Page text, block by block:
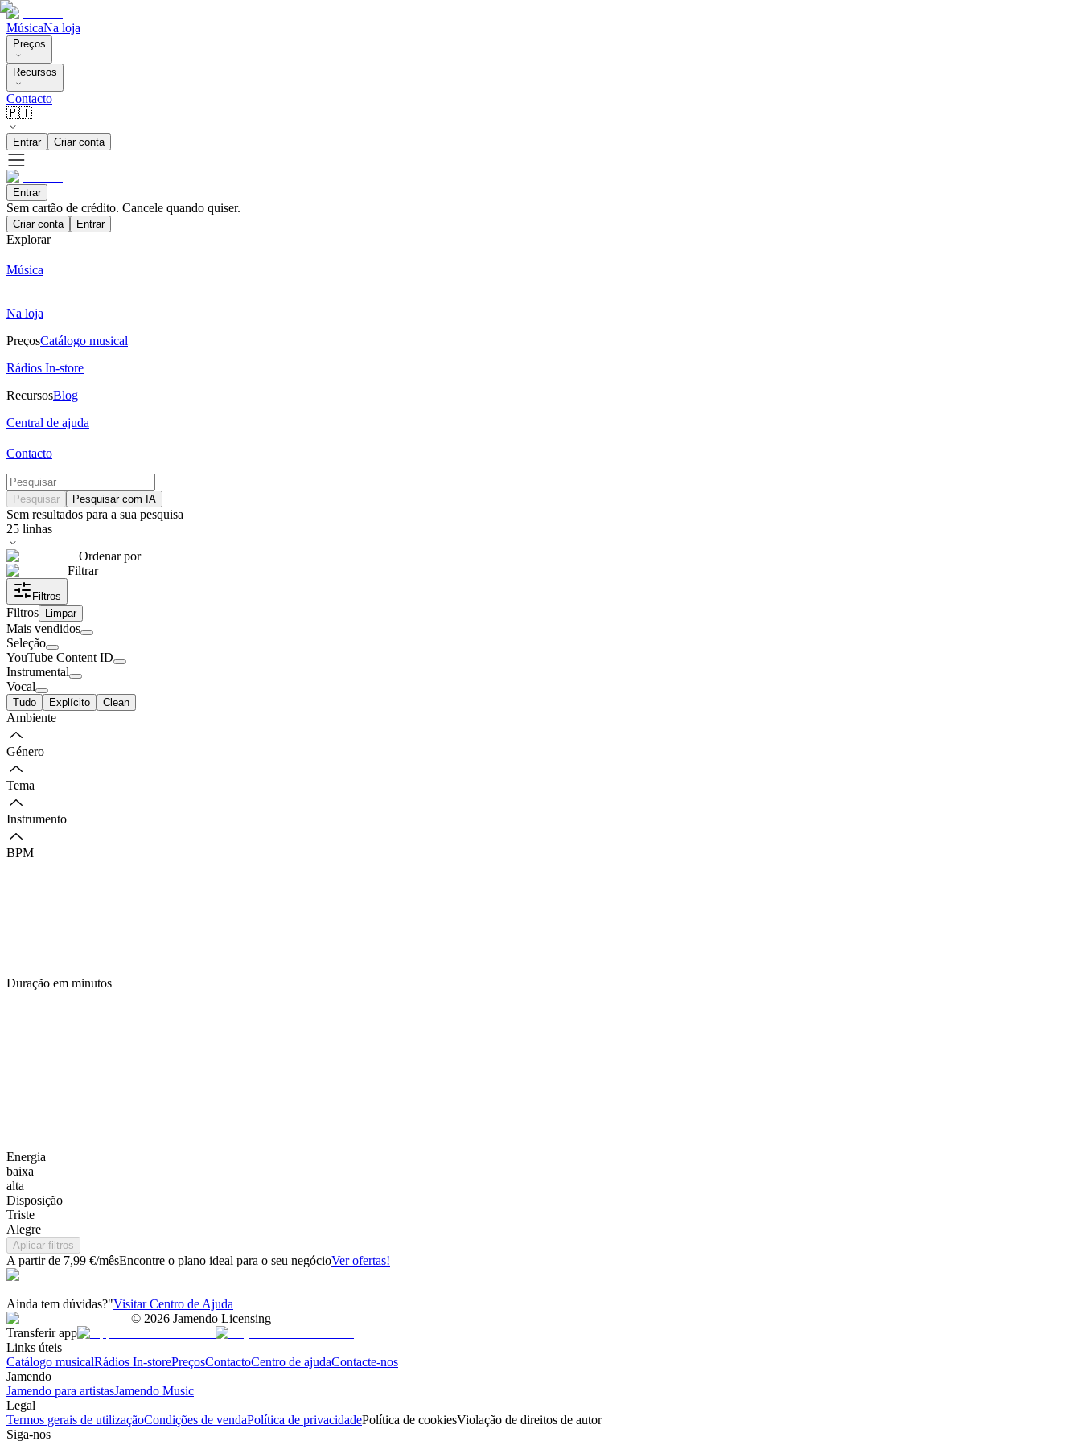
MúsicaNa loja
Preços
Recursos
Contacto
🇵🇹
Entrar Criar conta
Entrar
Sem cartão de crédito. Cancele quando quiser.
Criar conta Entrar
Explorar
Música
Na loja
PreçosCatálogo musical
Rádios In-store
RecursosBlog
Central de ajuda
Contacto
Pesquisar Pesquisar com IA
Sem resultados para a sua pesquisa
25 linhas
Ordenar por
Filtrar
Filtros
Filtros Limpar
Mais vendidos
Seleção
YouTube Content ID
Instrumental
Vocal
Tudo Explícito Clean
Ambiente
Género
Tema
Instrumento
BPM
Duração em minutos
Energia
baixa
alta
Disposição
Triste
Alegre
Aplicar filtros
A partir de 7,99 €/mêsEncontre o plano ideal para o seu negócioVer ofertas!
Ainda tem dúvidas?"Visitar Centro de Ajuda
© 2026 Jamendo Licensing
Transferir app
Links úteis
Catálogo musicalRádios In-storePreçosContactoCentro de ajudaContacte-nos
Jamendo
Jamendo para artistasJamendo Music
Legal
Termos gerais de utilizaçãoCondições de vendaPolítica de privacidadePolítica de cookiesViolação de direitos de autor
Siga-nos